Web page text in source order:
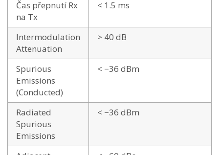
Čas přepnutí Rx
na Tx
< 1.5 ms
Intermodulation
Attenuation
> 40 dB
Spurious
Emissions
(Conducted)
< −36 dBm
Radiated
Spurious
Emissions
< −36 dBm